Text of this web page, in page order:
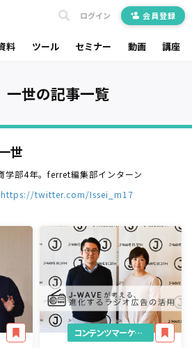
料 ツール セミナー 動画 講座
ログイン 会員登録
世の記事一覧
世
学部4年。ferret編集部インターン
https://twitter.com/Issei_m17
コンテンツマーケティング